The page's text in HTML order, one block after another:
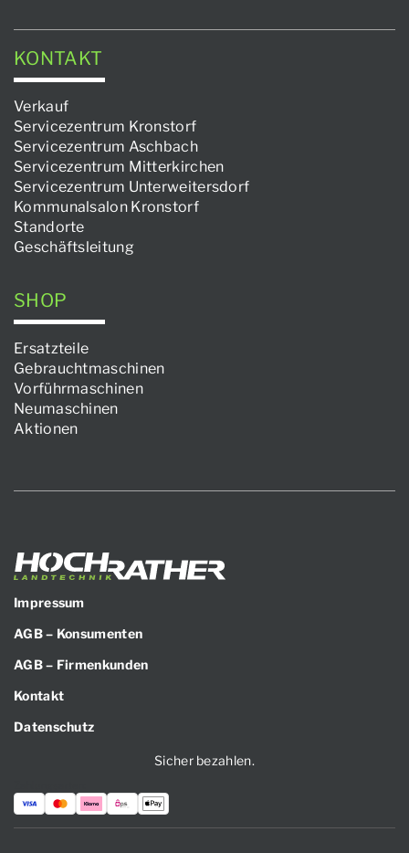
KONTAKT
Verkauf
Servicezentrum Kronstorf
Servicezentrum Aschbach
Servicezentrum Mitterkirchen
Servicezentrum Unterweitersdorf
Kommunalsalon Kronstorf
Standorte
Geschäftsleitung
SHOP
Ersatzteile
Gebrauchtmaschinen
Vorführmaschinen
Neumaschinen
Aktionen
Impressum
AGB – Konsumenten
AGB – Firmenkunden
Kontakt
Datenschutz
Sicher bezahlen.